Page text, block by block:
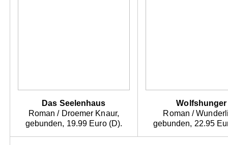
Das Seelenhaus
Roman / Droemer Knaur,
gebunden, 19.99 Euro (D).
Wolfshunger
Roman /
gebunden, 22.95